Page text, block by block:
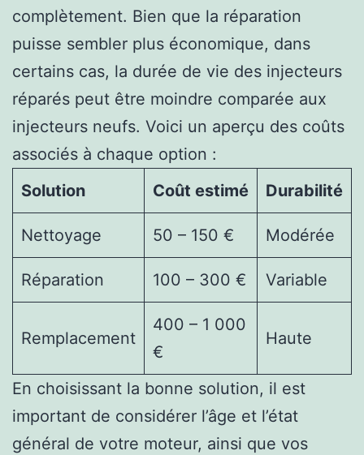
complètement. Bien que la réparation
puisse sembler plus économique, dans
certains cas, la durée de vie des injecteurs
réparés peut être moindre comparée aux
injecteurs neufs. Voici un aperçu des coûts
associés à chaque option :
Solution
Coût estimé Durabilité
Nettoyage 50 – 150 € Modérée
Réparation 100 – 300 € Variable
Remplacement
400 – 1 000
€
Haute
En choisissant la bonne solution, il est
important de considérer l’âge et l’état
général de votre moteur, ainsi que vos